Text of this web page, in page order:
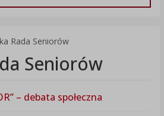
Rada Seniorów
Seniorów
– debata społeczna